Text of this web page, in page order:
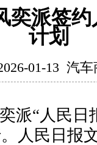
奕派签
计划
01-13 汽车
派“人民
人民日报